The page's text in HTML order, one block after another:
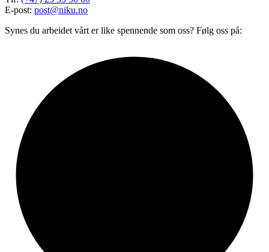
E-post: post@niku.no
Synes du arbeidet vårt er like spennende som oss? Følg oss på: